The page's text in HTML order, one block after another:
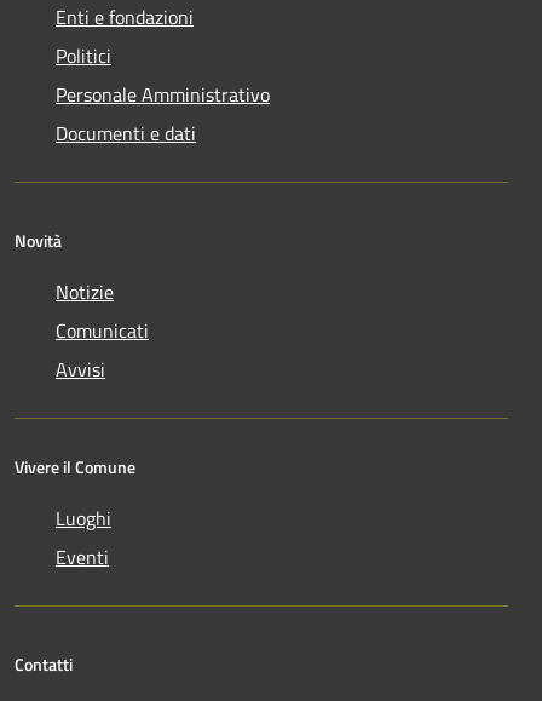
Enti e fondazioni
Politici
Personale Amministrativo
Documenti e dati
Novità
Notizie
Comunicati
Avvisi
Vivere il Comune
Luoghi
Eventi
Contatti